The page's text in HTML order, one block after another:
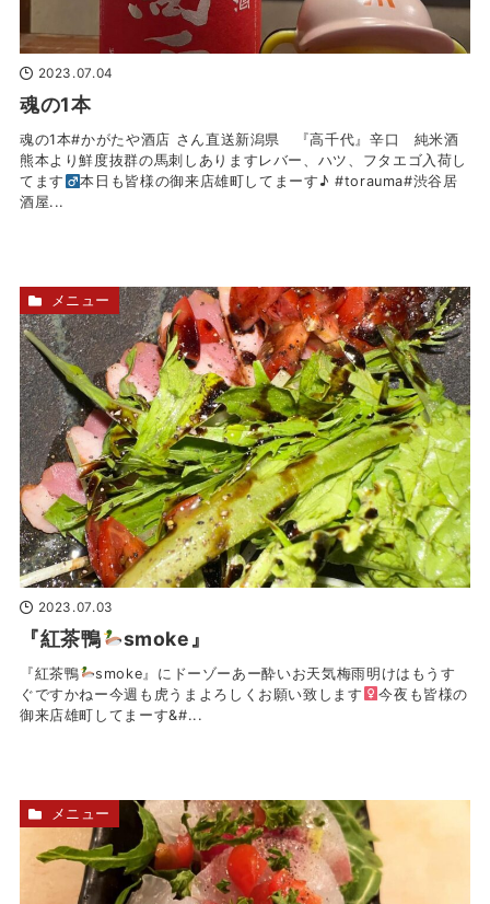
2023.07.04
魂の1本
魂の1本#かがたや酒店 さん直送新潟県 『高千代』辛口 純米酒
熊本より鮮度抜群の馬刺しありますレバー、ハツ、フタエゴ入荷し
てます‍
本日も皆様の御来店雄町してまーす♪ #torauma#渋谷居
酒屋...
2023.07.03
『紅茶鴨 smoke』
『紅茶鴨 smoke』にドーゾーあー酔いお天気梅雨明けはもうす
ぐですかねー今週も虎うまよろしくお願い致します‍
今夜も皆様の
御来店雄町してまーす‍&#...
メニュー
メニュー